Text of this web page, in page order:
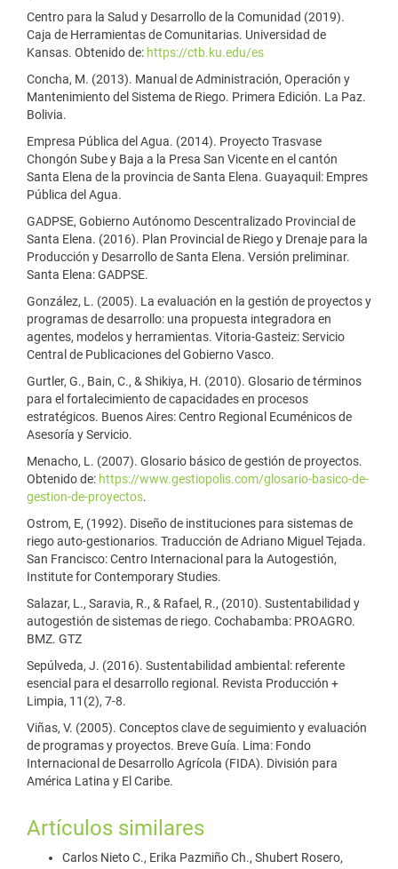
Centro para la Salud y Desarrollo de la Comunidad (2019).
Caja de Herramientas de Comunitarias. Universidad de
Kansas. Obtenido de: https://ctb.ku.edu/es
Concha, M. (2013). Manual de Administración, Operación y
Mantenimiento del Sistema de Riego. Primera Edición. La Paz.
Bolivia.
Empresa Pública del Agua. (2014). Proyecto Trasvase
Chongón Sube y Baja a la Presa San Vicente en el cantón
Santa Elena de la provincia de Santa Elena. Guayaquil: Empres
Pública del Agua.
GADPSE, Gobierno Autónomo Descentralizado Provincial de
Santa Elena. (2016). Plan Provincial de Riego y Drenaje para la
Producción y Desarrollo de Santa Elena. Versión preliminar.
Santa Elena: GADPSE.
González, L. (2005). La evaluación en la gestión de proyectos y
programas de desarrollo: una propuesta integradora en
agentes, modelos y herramientas. Vitoria-Gasteiz: Servicio
Central de Publicaciones del Gobierno Vasco.
Gurtler, G., Bain, C., & Shikiya, H. (2010). Glosario de términos
para el fortalecimiento de capacidades en procesos
estratégicos. Buenos Aires: Centro Regional Ecuménicos de
Asesoría y Servicio.
Menacho, L. (2007). Glosario básico de gestión de proyectos.
Obtenido de: https://www.gestiopolis.com/glosario-basico-de-
gestion-de-proyectos.
Ostrom, E, (1992). Diseño de instituciones para sistemas de
riego auto-gestionarios. Traducción de Adriano Miguel Tejada.
San Francisco: Centro Internacional para la Autogestión,
Institute for Contemporary Studies.
Salazar, L., Saravia, R., & Rafael, R., (2010). Sustentabilidad y
autogestión de sistemas de riego. Cochabamba: PROAGRO.
BMZ. GTZ
Sepúlveda, J. (2016). Sustentabilidad ambiental: referente
esencial para el desarrollo regional. Revista Producción +
Limpia, 11(2), 7-8.
Viñas, V. (2005). Conceptos clave de seguimiento y evaluación
de programas y proyectos. Breve Guía. Lima: Fondo
Internacional de Desarrollo Agrícola (FIDA). División para
América Latina y El Caribe.
Artículos similares
Carlos Nieto C., Erika Pazmiño Ch., Shubert Rosero,